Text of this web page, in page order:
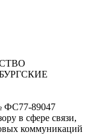
ФС77-89047
в сфере связи,
коммуникаций